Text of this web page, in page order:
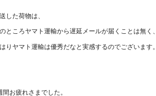
した荷物は、
ところヤマト運輸から遅延メールが届くことは無く、
りヤマト運輸は優秀だなと実感するのでございます。
間お疲れさまでした。